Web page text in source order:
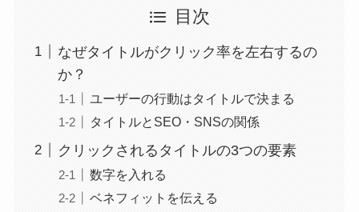
目次
なぜタイトルがクリック率を左右するの
か？
ユーザーの行動はタイトルで決まる
タイトルとSEO・SNSの関係
クリックされるタイトルの3つの要素
数字を入れる
ベネフィットを伝える